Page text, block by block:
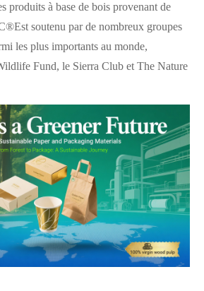
produits à base de bois provenant de
soutenu par de nombreux groupes
les plus importants au monde,
Fund, le Sierra Club et The Nature